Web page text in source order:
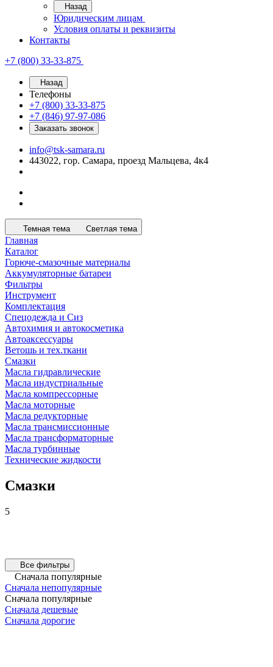
Назад
Юридическим лицам
Условия оплаты и реквизиты
Контакты
+7 (800) 33-33-875
Назад
Телефоны
+7 (800) 33-33-875
+7 (846) 97-97-086
Заказать звонок
info@tsk-samara.ru
443022, гор. Самара, проезд Мальцева, 4к4
Темная тема Светлая тема
Главная
Каталог
Горюче-смазочные материалы
Аккумуляторные батареи
Фильтры
Инструмент
Комплектация
Спецодежда и Сиз
Автохимия и автокосметика
Автоаксессуары
Ветошь и тех.ткани
Смазки
Масла гидравлические
Масла индустриальные
Масла компрессорные
Масла моторные
Масла редукторные
Масла трансмиссионные
Масла трансформаторные
Масла турбинные
Технические жидкости
Смазки
5
Все фильтры
Сначала популярные
Сначала непопулярные
Сначала популярные
Сначала дешевые
Сначала дорогие